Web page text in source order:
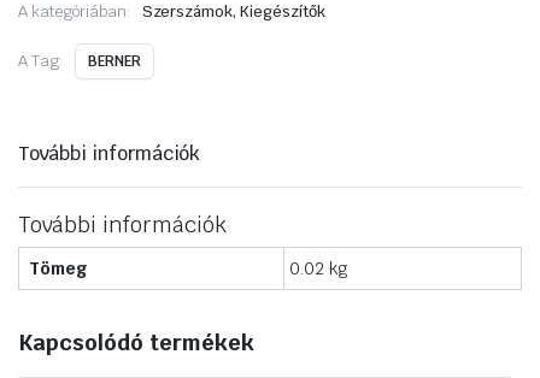
225mm*16mm
mennyiség
A kategóriában: Szerszámok, Kiegészítők
A Tag: BERNER
További információk
További információk
Tömeg 0.02 kg
Kapcsolódó termékek